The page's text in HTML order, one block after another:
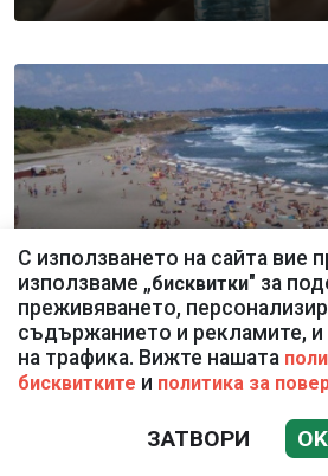
Спешната помощ
морето
С използването на сайта вие
използваме „бисквитки" за
преживяването,
съдържанието и рекламите, и
на трафика. Вижте нашата
бисквитките и политика за
ЗАТВОРИ OK